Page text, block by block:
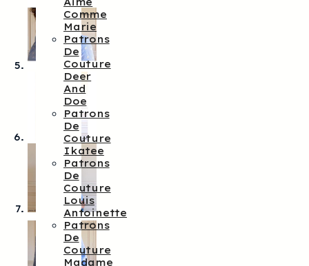
Comme
Marie
Patrons
De
Couture
Deer
And
Doe
Patrons
De
Couture
Ikatee
Patrons
De
Couture
Louis
Antoinette
Patrons
De
Couture
Madame